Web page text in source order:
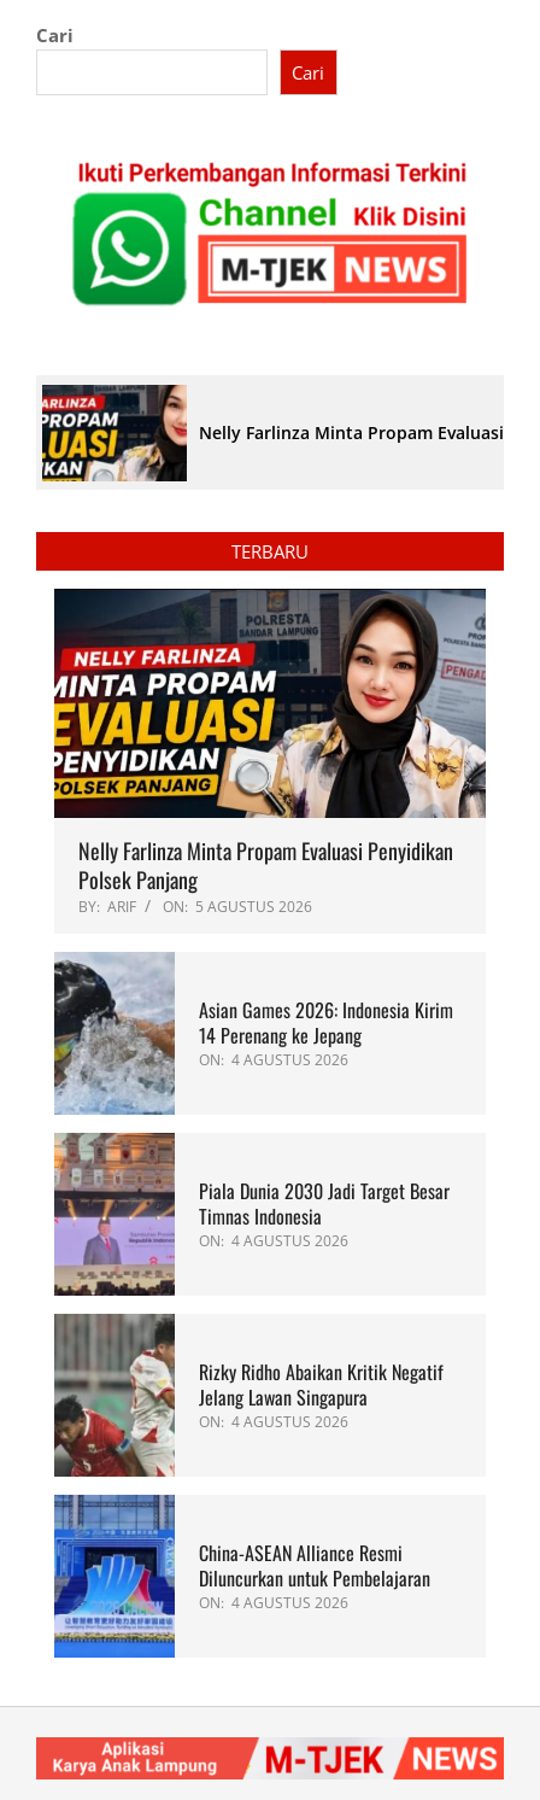
Cari
Cari
Nelly Farlinza Minta Propam Evaluasi
TERBARU
Nelly Farlinza Minta Propam Evaluasi Penyidikan
Polsek Panjang
BY: ARIF ON: 5 AGUSTUS 2026
Asian Games 2026: Indonesia Kirim
14 Perenang ke Jepang
ON: 4 AGUSTUS 2026
Piala Dunia 2030 Jadi Target Besar
Timnas Indonesia
ON: 4 AGUSTUS 2026
Rizky Ridho Abaikan Kritik Negatif
Jelang Lawan Singapura
ON: 4 AGUSTUS 2026
China-ASEAN Alliance Resmi
Diluncurkan untuk Pembelajaran
ON: 4 AGUSTUS 2026